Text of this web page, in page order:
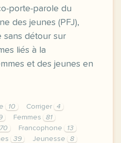
porte-parole du
des jeunes (PFJ),
sans détour sur
liés à la
et des jeunes en
10 Corriger
4
Femmes
81
Francophone
13
39 Jeunesse
8